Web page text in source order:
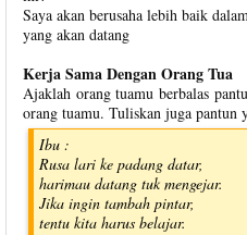
Saya akan berusaha lebih baik
yang akan datang
Kerja Sama Dengan Orang Tua
Ajaklah orang tuamu berbalas
orang tuamu. Tuliskan juga pantun
Ibu :
Rusa lari ke padang datar,
harimau datang tuk mengejar.
Jika ingin tambah pintar,
tentu kita harus belajar.